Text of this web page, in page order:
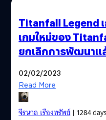
Titanfall Legend
เกมใหม่ของ
ยกเลิกการพัฒนาแ
02/02/2023
Read More
จีรนาถ เรืองทรัพย์| 1284